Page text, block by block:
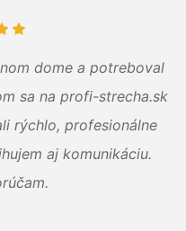
dome a potreboval
sa na profi-strecha.sk
rýchlo, profesionálne
aj komunikáciu.